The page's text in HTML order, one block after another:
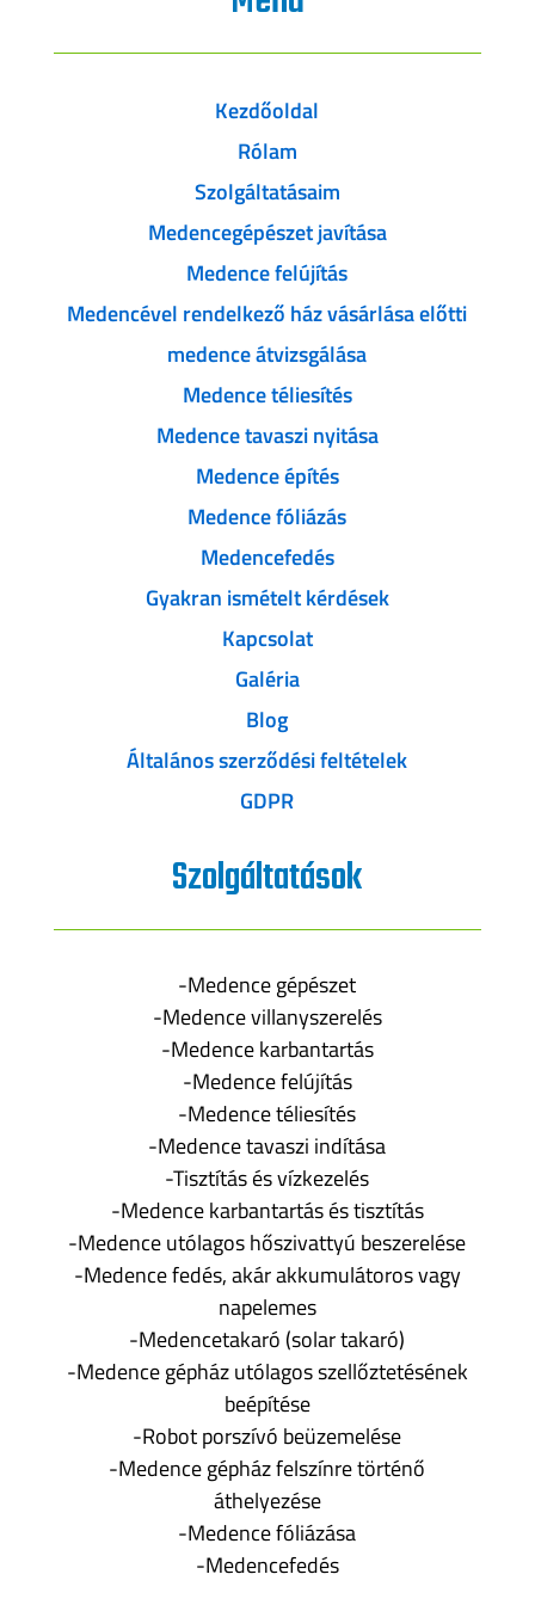
Kezdőoldal
Rólam
Szolgáltatásaim
Medencegépészet javítása
Medence felújítás
Medencével rendelkező ház vásárlása előtti
medence átvizsgálása
Medence téliesítés
Medence tavaszi nyitása
Medence építés
Medence fóliázás
Medencefedés
Gyakran ismételt kérdések
Kapcsolat
Galéria
Blog
Általános szerződési feltételek
GDPR
Szolgáltatások
-Medence gépészet
-Medence villanyszerelés
-Medence karbantartás
-Medence felújítás
-Medence téliesítés
-Medence tavaszi indítása
-Tisztítás és vízkezelés
-Medence karbantartás és tisztítás
-Medence utólagos hőszivattyú beszerelése
-Medence fedés, akár akkumulátoros vagy
napelemes
-Medencetakaró (solar takaró)
-Medence gépház utólagos szellőztetésének
beépítése
-Robot porszívó beüzemelése
-Medence gépház felszínre történő
áthelyezése
-Medence fóliázása
-Medencefedés